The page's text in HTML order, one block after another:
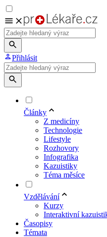
Přihlásit
Články
Z medicíny
Technologie
Lifestyle
Rozhovory
Infografika
Kazuistiky
Téma měsíce
Vzdělávání
Kurzy
Interaktivní
Časopisy
Témata